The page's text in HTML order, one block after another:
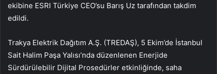
ekibine ESRI Türkiye CEO’su Barış Uz tarafından takdim
edildi.
Trakya Elektrik Dağıtım A.Ş. (TREDAŞ), 5 Ekim’de İstanbul
Sait Halim Paşa Yalısı’nda düzenlenen Enerjide
Sürdürülebilir Dijital Prosedürler etkinliğinde, saha